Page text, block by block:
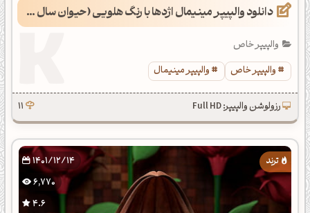
دانلود والپیپر مینیمال اژدها با رنگ هلویی (حیوان سال 1403)
والپیپر خاص
والپیپر خاص
والپیپر مینیمال
رزولوشن والپیپر: Full HD 11
1401/12/14
6,770
4.6